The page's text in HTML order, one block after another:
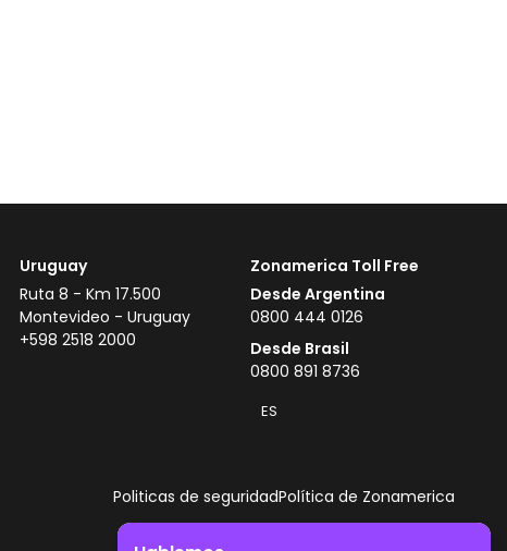
Uruguay
Ruta 8 - Km 17.500
Montevideo - Uruguay
+598 2518 2000
Zonamerica Toll Free
Desde Argentina
0800 444 0126
Desde Brasil
0800 891 8736
ES
Politicas de seguridadPolítica de Zonamerica